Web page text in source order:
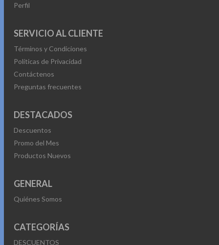
Perfil
SERVICIO AL CLIENTE
Términos y Condiciones
Políticas de Privacidad
Contáctenos
Preguntas frecuentes
DESTACADOS
Descuentos
Promo del Mes
Productos Nuevos
GENERAL
Quiénes Somos
CATEGORÍAS
DESCUENTOS